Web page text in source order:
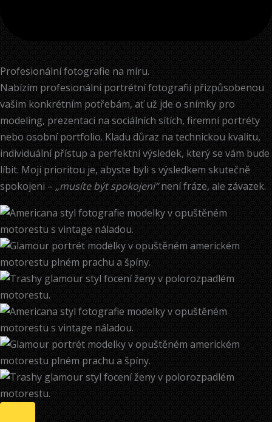
Profesionální fotografie na míru.
Nabízím profesionální portrétní fotografii přizpůsobenou
vašim konkrétním potřebám, ať už jde o snímky pro
modeling, prezentaci na sociálních sítích, firemní portréty
nebo osobní portfolio. Kladu důraz na technickou kvalitu,
individuální přístup a perfektní výsledek, který se vám bude
líbit. Mojí prioritou je, abyste byli s výsledkem skutečně
spokojeni – „musíte být spokojeni“není fráze, ale závazek.